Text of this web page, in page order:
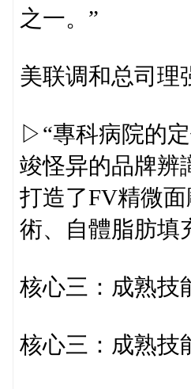
之一。”
美联调和总司理
▷“專科病院的
竣怪异的品牌辨
打造了FV精微
術、自體脂肪填
核心三：成熟技
核心三：成熟技